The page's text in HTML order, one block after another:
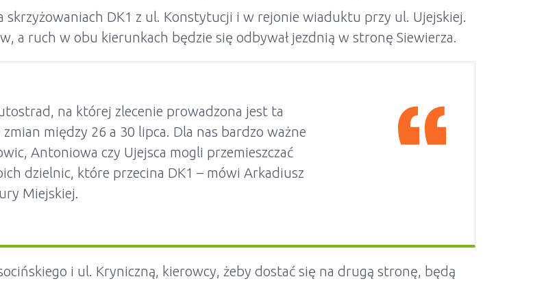
DK1 z ul. Konstytucji i w rejonie wiaduktu przy ul. Ujejskiej.
a ruch w obu kierunkach będzie się odbywał jezdnią w stronę Siewierza.
na której zlecenie prowadzona jest ta
między 26 a 30 lipca. Dla nas bardzo ważne
Antoniowa czy Ujejsca mogli przemieszczać
dzielnic, które przecina DK1 – mówi Arkadiusz
Miejskiej.
i ul. Kryniczną, kierowcy, żeby dostać się na drugą stronę, będą